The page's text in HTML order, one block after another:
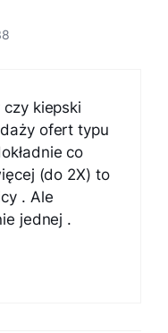
kiepski
ofert typu
co
(do 2X) to
. Ale
jednej .